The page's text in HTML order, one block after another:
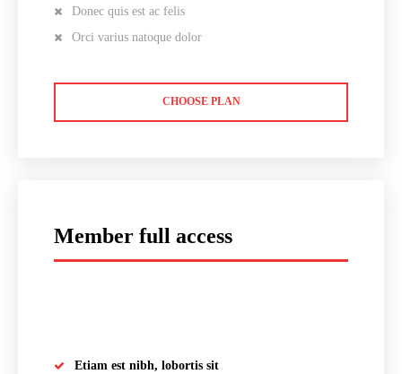
Donec quis est ac felis
Orci varius natoque dolor
CHOOSE PLAN
Member full access
Etiam est nibh, lobortis sit